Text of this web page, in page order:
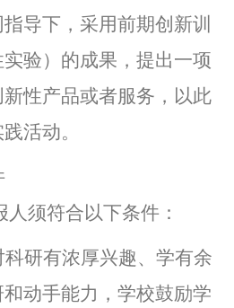
导下，采用前期创新训
验）的成果，提出一项
性产品或者服务，以此
活动。
须符合以下条件：
研有浓厚兴趣、学有余
动手能力，学校鼓励学